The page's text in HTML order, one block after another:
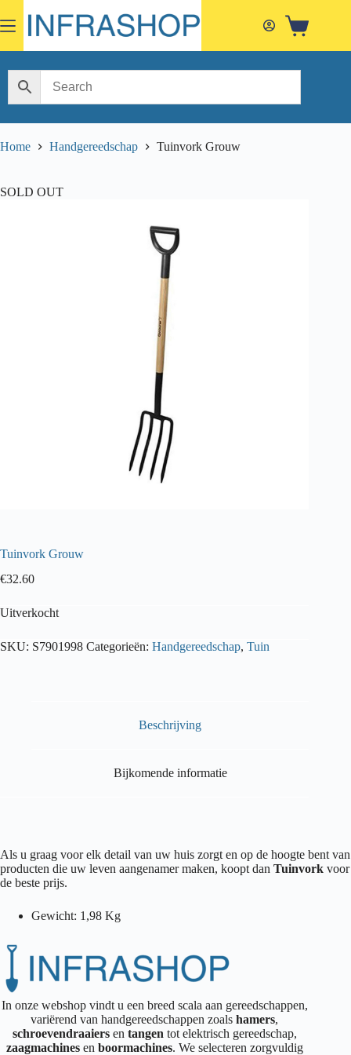
to
content
Shopping
Home Handgereedschap Tuinvork Grouw
SOLD OUT
Tuinvork Grouw
€32.60
Uitverkocht
SKU: S7901998 Categorieën: Handgereedschap, Tuin
Beschrijving
Bijkomende informatie
Als u graag voor elk detail van uw huis zorgt en op de hoogte bent van
producten die uw leven aangenamer maken, koopt dan Tuinvork voor
de beste prijs.
Gewicht: 1,98 Kg
In onze webshop vindt u een breed scala aan gereedschappen,
variërend van handgereedschappen zoalshamers,
schroevendraaiersen tangen tot elektrisch gereedschap,
zaagmachines en boormachines. We selecteren zorgvuldig